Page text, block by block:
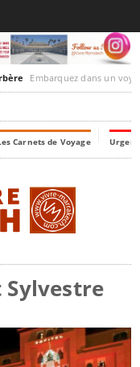
Embarquez dans un voyage culturel dans le
Carnets de Voyage
Sylvestre